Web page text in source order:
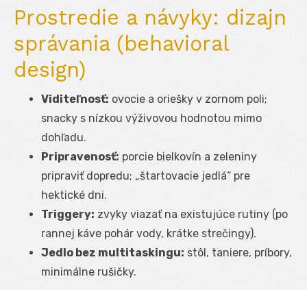
Prostredie a návyky: dizajn
správania (behavioral
design)
Viditeľnosť: ovocie a oriešky v zornom poli;
snacky s nízkou výživovou hodnotou mimo
dohľadu.
Pripravenosť: porcie bielkovín a zeleniny
pripraviť dopredu; „štartovacie jedlá“ pre
hektické dni.
Triggery: zvyky viazať na existujúce rutiny (po
rannej káve pohár vody, krátke strečingy).
Jedlo bez multitaskingu: stôl, taniere, príbory,
minimálne rušičky.